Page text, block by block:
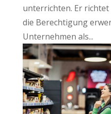
unter­rich­ten. Er rich­tet
die Berech­ti­gung
Unter­neh­men als...